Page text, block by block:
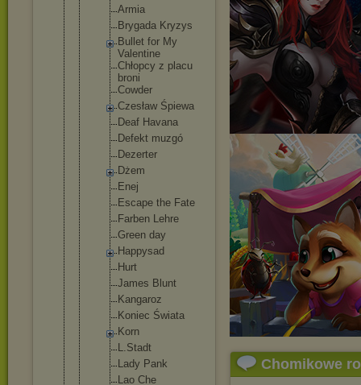
Armia
Brygada Kryzys
Bullet for My
Valentine
Chłopcy z placu
broni
Cowder
Czesław Śpiewa
Deaf Havana
Defekt muzgó
Dezerter
Dżem
Enej
Escape the Fate
Farben Lehre
Green day
Happysad
Hurt
James Blunt
Kangaroz
Koniec Świata
Korn
L.Stadt
Lady Pank
Lao Che
Chomikowe